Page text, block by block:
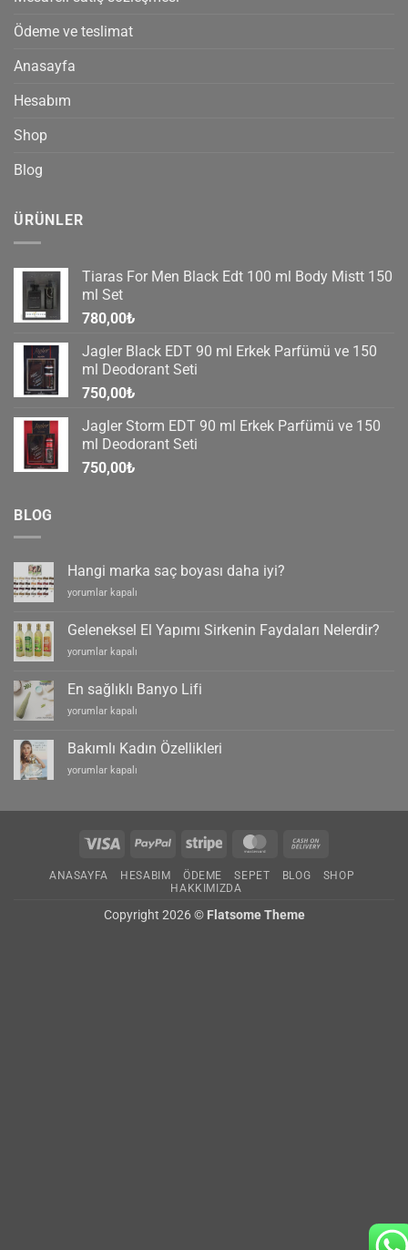
Ödeme ve teslimat
Anasayfa
Hesabım
Shop
Blog
ÜRÜNLER
Tiaras For Men Black Edt 100 ml Body Mistt 150
ml Set
780,00₺
Jagler Black EDT 90 ml Erkek Parfümü ve 150
ml Deodorant Seti
750,00₺
Jagler Storm EDT 90 ml Erkek Parfümü ve 150
ml Deodorant Seti
750,00₺
BLOG
Hangi marka saç boyası daha iyi?
Hangi
saç
boyası
daha
için
yorumlar kapalı
Geleneksel El Yapımı Sirkenin Faydaları Nelerdir?
Geleneksel
Yapımı
Sirkenin
Faydaları
için
yorumlar kapalı
En sağlıklı Banyo Lifi
En
Banyo
Lifi
için
yorumlar kapalı
Bakımlı Kadın Özellikleri
Bakımlı
yorumlar kapalı
Visa PayPal Stripe MasterCard
Delivery
ANASAYFA HESABIM ÖDEME SEPET BLOG
SHOP
HAKKIMIZDA
Copyright 2026 © Flatsome Theme